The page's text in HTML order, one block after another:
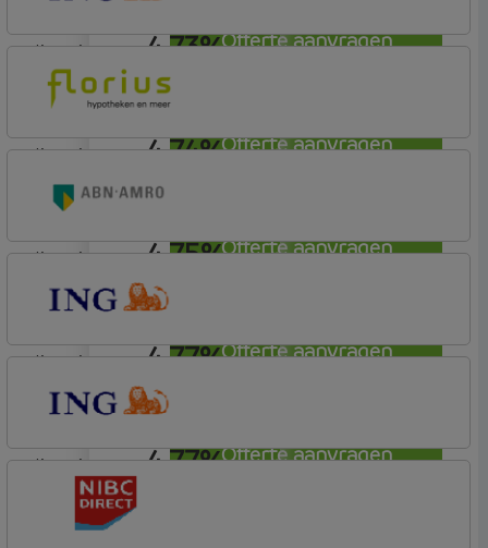
Offerte aanvragen
4,73%
Offerte aanvragen
lineair
4,74%
Offerte aanvragen
ING Bank
Basis (Incl. Korting)
lineair
4,75%
Offerte aanvragen
Profijt drie + drie
lineair
4,77%
Offerte aanvragen
Budget (Incl. Korting)
lineair
4,77%
Basis (Incl. Korting)
lineair
ING Bank
Basis (Incl. Korting)